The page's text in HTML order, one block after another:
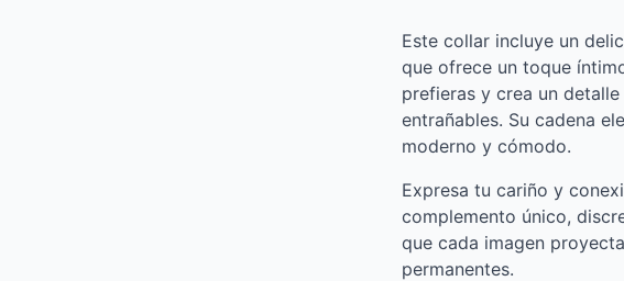
Este collar incluye un
que ofrece un toque
prefieras y crea un
entrañables. Su cadena
moderno y cómodo.
Expresa tu cariño y
complemento único,
que cada imagen
permanentes.